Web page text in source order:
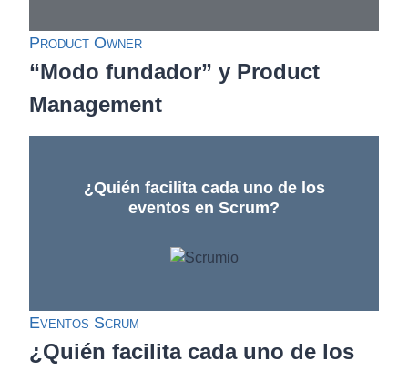
Product Owner
“Modo fundador” y Product
Management
¿Quién facilita cada uno de los
eventos en Scrum?
Eventos Scrum
¿Quién facilita cada uno de los